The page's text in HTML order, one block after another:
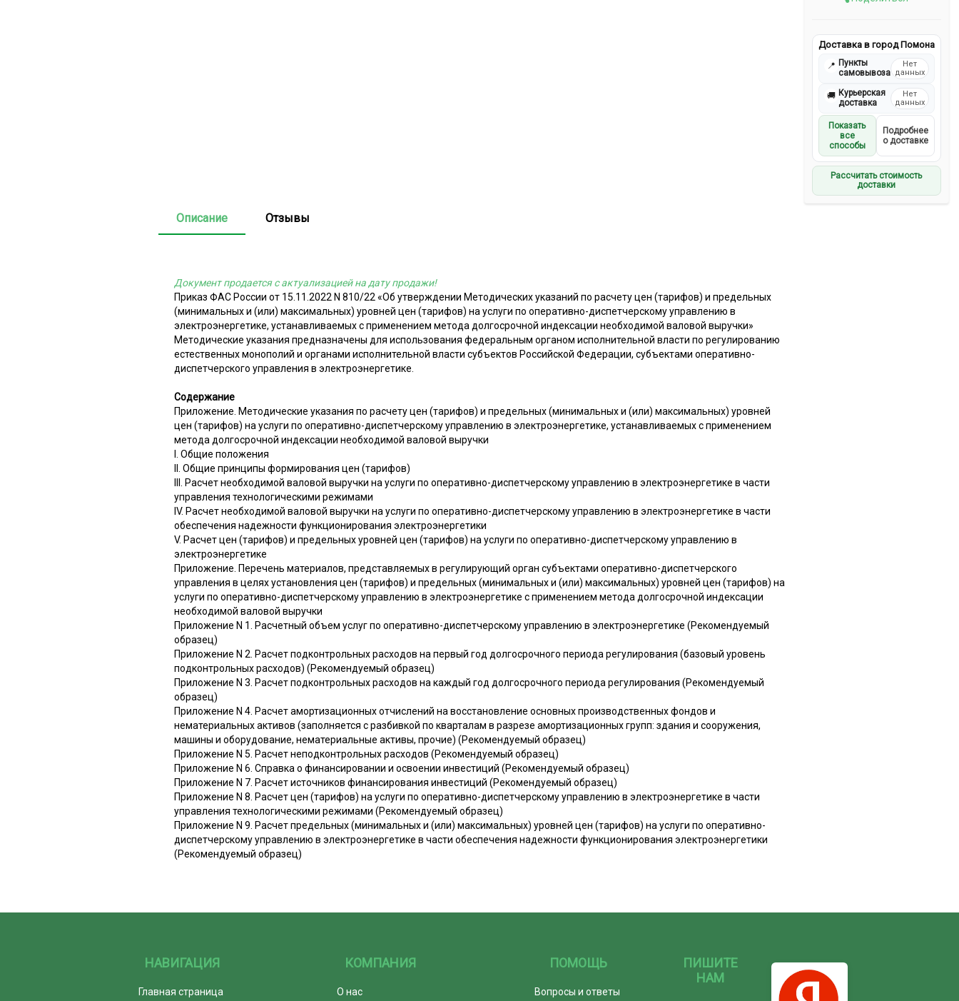
Доставка в город Помона
📍 Пункты
самовывоза
Нет
данных
🚚 Курьерская
доставка
Нет
данных
Показать
все
способы
Подробнее
о доставке
Рассчитать стоимость
доставки
Описание Отзывы
Документ продается с актуализацией на дату продажи!
Приказ ФАС России от 15.11.2022 N 810/22 «Об утверждении Методических указаний по расчету цен (тарифов) и предельных
(минимальных и (или) максимальных) уровней цен (тарифов) на услуги по оперативно-диспетчерскому управлению в
электроэнергетике, устанавливаемых с применением метода долгосрочной индексации необходимой валовой выручки»
Методические указания предназначены для использования федеральным органом исполнительной власти по регулированию
естественных монополий и органами исполнительной власти субъектов Российской Федерации, субъектами оперативно-
диспетчерского управления в электроэнергетике.
Содержание
Приложение. Методические указания по расчету цен (тарифов) и предельных (минимальных и (или) максимальных) уровней
цен (тарифов) на услуги по оперативно-диспетчерскому управлению в электроэнергетике, устанавливаемых с применением
метода долгосрочной индексации необходимой валовой выручки
I. Общие положения
II. Общие принципы формирования цен (тарифов)
III. Расчет необходимой валовой выручки на услуги по оперативно-диспетчерскому управлению в электроэнергетике в части
управления технологическими режимами
IV. Расчет необходимой валовой выручки на услуги по оперативно-диспетчерскому управлению в электроэнергетике в части
обеспечения надежности функционирования электроэнергетики
V. Расчет цен (тарифов) и предельных уровней цен (тарифов) на услуги по оперативно-диспетчерскому управлению в
электроэнергетике
Приложение. Перечень материалов, представляемых в регулирующий орган субъектами оперативно-диспетчерского
управления в целях установления цен (тарифов) и предельных (минимальных и (или) максимальных) уровней цен (тарифов) на
услуги по оперативно-диспетчерскому управлению в электроэнергетике с применением метода долгосрочной индексации
необходимой валовой выручки
Приложение N 1. Расчетный объем услуг по оперативно-диспетчерскому управлению в электроэнергетике (Рекомендуемый
образец)
Приложение N 2. Расчет подконтрольных расходов на первый год долгосрочного периода регулирования (базовый уровень
подконтрольных расходов) (Рекомендуемый образец)
Приложение N 3. Расчет подконтрольных расходов на каждый год долгосрочного периода регулирования (Рекомендуемый
образец)
Приложение N 4. Расчет амортизационных отчислений на восстановление основных производственных фондов и
нематериальных активов (заполняется с разбивкой по кварталам в разрезе амортизационных групп: здания и сооружения,
машины и оборудование, нематериальные активы, прочие) (Рекомендуемый образец)
Приложение N 5. Расчет неподконтрольных расходов (Рекомендуемый образец)
Приложение N 6. Справка о финансировании и освоении инвестиций (Рекомендуемый образец)
Приложение N 7. Расчет источников финансирования инвестиций (Рекомендуемый образец)
Приложение N 8. Расчет цен (тарифов) на услуги по оперативно-диспетчерскому управлению в электроэнергетике в части
управления технологическими режимами (Рекомендуемый образец)
Приложение N 9. Расчет предельных (минимальных и (или) максимальных) уровней цен (тарифов) на услуги по оперативно-
диспетчерскому управлению в электроэнергетике в части обеспечения надежности функционирования электроэнергетики
(Рекомендуемый образец)
НАВИГАЦИЯ
Главная страница
КОМПАНИЯ
О нас
ПОМОЩЬ
Вопросы и ответы
ПИШИТЕ
НАМ